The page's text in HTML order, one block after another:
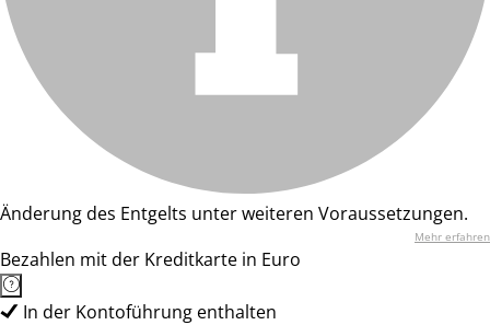
Änderung des Entgelts unter weiteren Voraussetzungen.
Mehr erfahren
Bezahlen mit der Kreditkarte in Euro
In der Kontoführung enthalten